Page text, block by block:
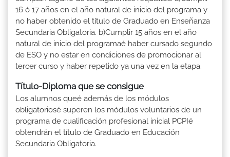
16 ó 17 años en el año natural de inicio del programa y
no haber obtenido el título de Graduado en Enseñanza
Secundaria Obligatoria. b)Cumplir 15 años en el año
natural de inicio del programaé haber cursado segundo
de ESO y no estar en condiciones de promocionar al
tercer curso y haber repetido ya una vez en la etapa.
Título-Diploma que se consigue
Los alumnos queé además de los módulos
obligatoriosé superen los módulos voluntarios de un
programa de cualificación profesional inicial PCPIé
obtendrán el título de Graduado en Educación
Secundaria Obligatoria.